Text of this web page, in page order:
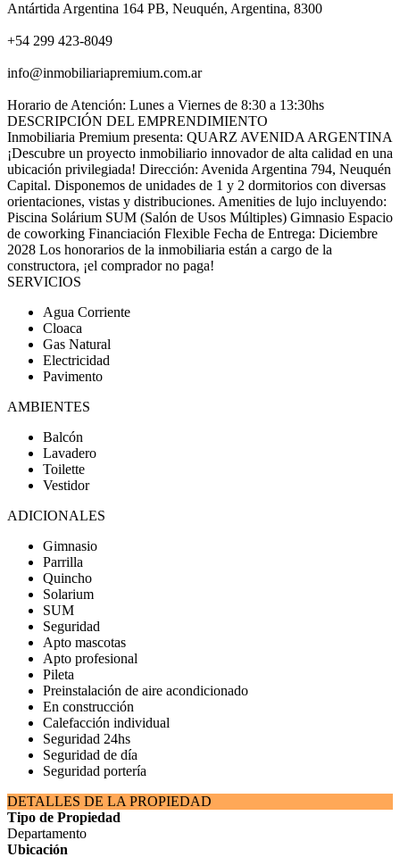
Antártida Argentina 164 PB, Neuquén, Argentina, 8300
+54 299 423-8049
info@inmobiliariapremium.com.ar
Horario de Atención: Lunes a Viernes de 8:30 a 13:30hs
DESCRIPCIÓN DEL EMPRENDIMIENTO
Inmobiliaria Premium presenta: QUARZ AVENIDA ARGENTINA
¡Descubre un proyecto inmobiliario innovador de alta calidad en una
ubicación privilegiada! Dirección: Avenida Argentina 794, Neuquén
Capital. Disponemos de unidades de 1 y 2 dormitorios con diversas
orientaciones, vistas y distribuciones. Amenities de lujo incluyendo:
Piscina Solárium SUM (Salón de Usos Múltiples) Gimnasio Espacio
de coworking Financiación Flexible Fecha de Entrega: Diciembre
2028 Los honorarios de la inmobiliaria están a cargo de la
constructora, ¡el comprador no paga!
SERVICIOS
Agua Corriente
Cloaca
Gas Natural
Electricidad
Pavimento
AMBIENTES
Balcón
Lavadero
Toilette
Vestidor
ADICIONALES
Gimnasio
Parrilla
Quincho
Solarium
SUM
Seguridad
Apto mascotas
Apto profesional
Pileta
Preinstalación de aire acondicionado
En construcción
Calefacción individual
Seguridad 24hs
Seguridad de día
Seguridad portería
DETALLES DE LA PROPIEDAD
Tipo de Propiedad
Departamento
Ubicación